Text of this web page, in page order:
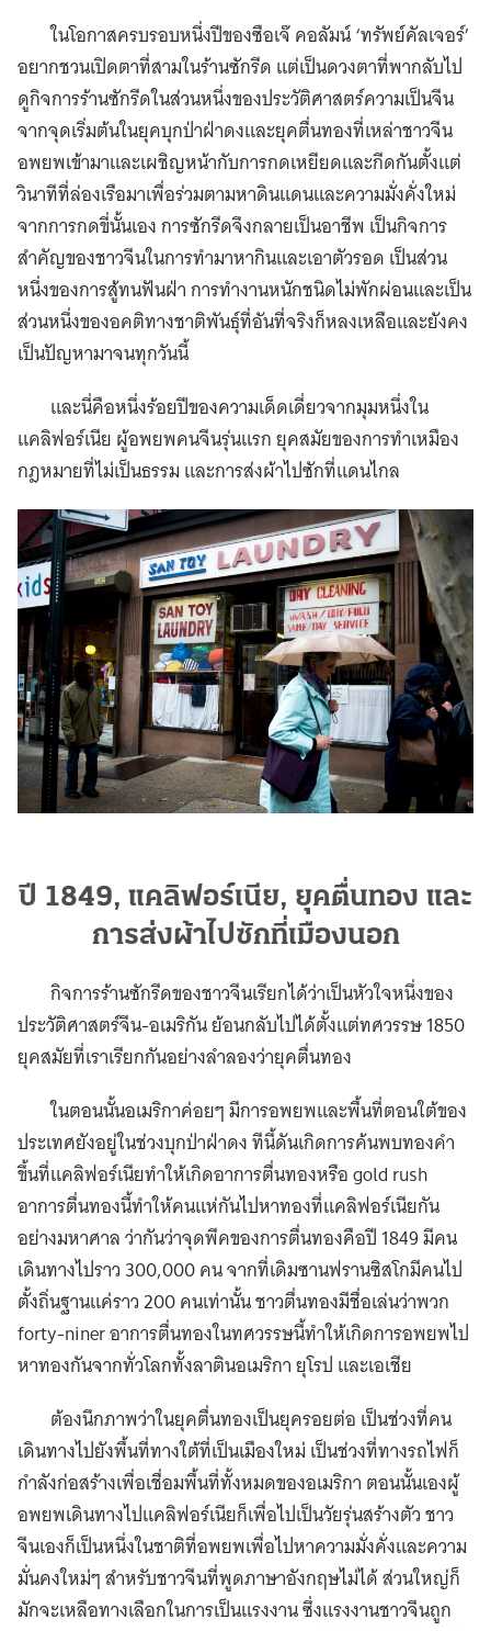
ในโอกาสครบรอบหนึ่งปีของซือเจ๊ คอลัมน์ ‘ทรัพย์คัลเจอร์’
อยากชวนเปิดตาที่สามในร้านซักรีด แต่เป็นดวงตาที่พากลับไป
ดูกิจการร้านซักรีดในส่วนหนึ่งของประวัติศาสตร์ความเป็นจีน
จากจุดเริ่มต้นในยุคบุกป่าฝ่าดงและยุคตื่นทองที่เหล่าชาวจีน
อพยพเข้ามาและเผชิญหน้ากับการกดเหยียดและกีดกันตั้งแต่
วินาทีที่ล่องเรือมาเพื่อร่วมตามหาดินแดนและความมั่งคั่งใหม่
จากการกดขี่นั้นเอง การซักรีดจึงกลายเป็นอาชีพ เป็นกิจการ
สำคัญของชาวจีนในการทำมาหากินและเอาตัวรอด เป็นส่วน
หนึ่งของการสู้ทนฟันฝ่า การทำงานหนักชนิดไม่พักผ่อนและเป็น
ส่วนหนึ่งของอคติทางชาติพันธุ์ที่อันที่จริงก็หลงเหลือและยังคง
เป็นปัญหามาจนทุกวันนี้
และนี่คือหนึ่งร้อยปีของความเด็ดเดี่ยวจากมุมหนึ่งใน
แคลิฟอร์เนีย ผู้อพยพคนจีนรุ่นแรก ยุคสมัยของการทำเหมือง
กฎหมายที่ไม่เป็นธรรม และการส่งผ้าไปซักที่แดนไกล
ปี 1849, แคลิฟอร์เนีย, ยุคตื่นทอง และ
การส่งผ้าไปซักที่เมืองนอก
กิจการร้านซักรีดของชาวจีนเรียกได้ว่าเป็นหัวใจหนึ่งของ
ประวัติศาสตร์จีน-อเมริกัน ย้อนกลับไปได้ตั้งแต่ทศวรรษ 1850
ยุคสมัยที่เราเรียกกันอย่างลำลองว่ายุคตื่นทอง
ในตอนนั้นอเมริกาค่อยๆ มีการอพยพและพื้นที่ตอนใต้ของ
ประเทศยังอยู่ในช่วงบุกป่าฝ่าดง ทีนี้ดันเกิดการค้นพบทองคำ
ขึ้นที่แคลิฟอร์เนียทำให้เกิดอาการตื่นทองหรือ gold rush
อาการตื่นทองนี้ทำให้คนแห่กันไปหาทองที่แคลิฟอร์เนียกัน
อย่างมหาศาล ว่ากันว่าจุดพีคของการตื่นทองคือปี 1849 มีคน
เดินทางไปราว 300,000 คน จากที่เดิมซานฟรานซิสโกมีคนไป
ตั้งถิ่นฐานแค่ราว 200 คนเท่านั้น ชาวตื่นทองมีชื่อเล่นว่าพวก
forty-niner อาการตื่นทองในทศวรรษนี้ทำให้เกิดการอพยพไป
หาทองกันจากทั่วโลกทั้งลาตินอเมริกา ยุโรป และเอเชีย
ต้องนึกภาพว่าในยุคตื่นทองเป็นยุครอยต่อ เป็นช่วงที่คน
เดินทางไปยังพื้นที่ทางใต้ที่เป็นเมืองใหม่ เป็นช่วงที่ทางรถไฟก็
กำลังก่อสร้างเพื่อเชื่อมพื้นที่ทั้งหมดของอเมริกา ตอนนั้นเองผู้
อพยพเดินทางไปแคลิฟอร์เนียก็เพื่อไปเป็นวัยรุ่นสร้างตัว ชาว
จีนเองก็เป็นหนึ่งในชาติที่อพยพเพื่อไปหาความมั่งคั่งและความ
มั่นคงใหม่ๆ สำหรับชาวจีนที่พูดภาษาอังกฤษไม่ได้ ส่วนใหญ่ก็
มักจะเหลือทางเลือกในการเป็นแรงงาน ซึ่งแรงงานชาวจีนถูก